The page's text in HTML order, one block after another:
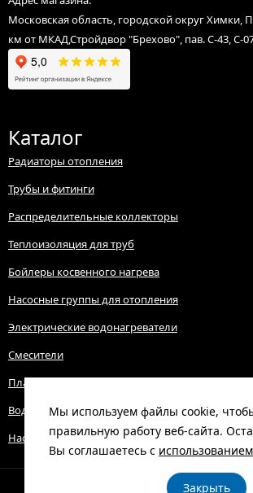
Московская область, городской округ Химки,
км от МКАД,Стройдвор "Брехово", пав. С-43, С-
Каталог
Радиаторы отопления
Трубы и фитинги
Распределительные коллекторы
Теплоизоляция для труб
Бойлеры косвенного нагрева
Насосные группы для отопления
Электрические водонагреватели
Смесители
Пластиковые баки и емкости
Водонагреватели газовые
Насосные группы для отопления
Мы используем файлы cookie,
правильную работу веб-сайта.
Вы соглашаетесь с
Закрыть